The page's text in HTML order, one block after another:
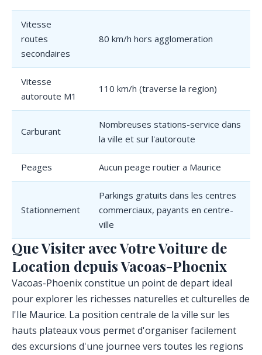
Vitesse
routes
secondaires
80 km/h hors agglomeration
Vitesse
autoroute M1
110 km/h (traverse la region)
Carburant
Nombreuses stations-service dans
la ville et sur l'autoroute
Peages Aucun peage routier a Maurice
Stationnement
Parkings gratuits dans les centres
commerciaux, payants en centre-
ville
Que Visiter avec Votre Voiture de
Location depuis Vacoas-Phoenix
Vacoas-Phoenix constitue un point de depart ideal
pour explorer les richesses naturelles et culturelles de
l'Ile Maurice. La position centrale de la ville sur les
hauts plateaux vous permet d'organiser facilement
des excursions d'une journee vers toutes les regions